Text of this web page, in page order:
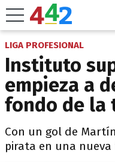
LIGA PROFESIONAL
Instituto
empieza a
fondo de la
Con un gol de
pirata en una